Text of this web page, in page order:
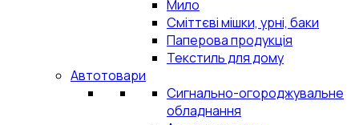
Мило
Сміттєві мішки, урні, баки
Паперова продукція
Текстиль для дому
Автотовари
Сигнально-огороджувальне
обладнання